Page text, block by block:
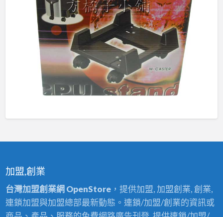
加盟,創業
台灣加盟創業網 OpenStore，提供加盟, 加盟創業, 創業,
連鎖加盟與加盟總部最新動態。連鎖/加盟/創業的資訊或